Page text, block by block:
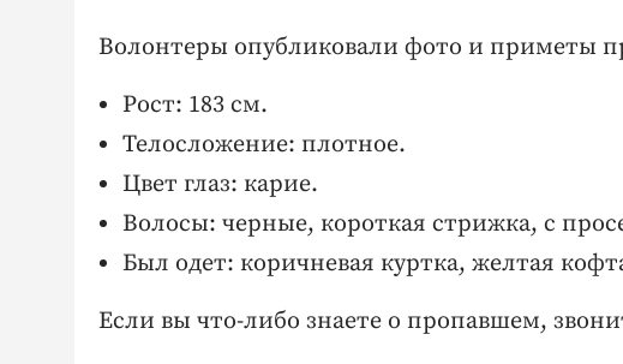
Волонтеры опубликовали фото и приметы
Рост: 183 см.
Телосложение: плотное.
Цвет глаз: карие.
Волосы: черные, короткая стрижка, с
Был одет: коричневая куртка, желтая
Если вы что-либо знаете о пропавшем,